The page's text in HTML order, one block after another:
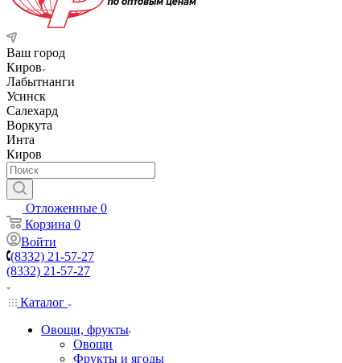
Ваш город
Киров
Лабытнанги
Усинск
Салехард
Воркута
Инта
Киров
Отложенные 0
Корзина 0
Войти
(8332) 21-57-27
(8332) 21-57-27
Каталог
Овощи, фрукты
Овощи
Фрукты и ягоды